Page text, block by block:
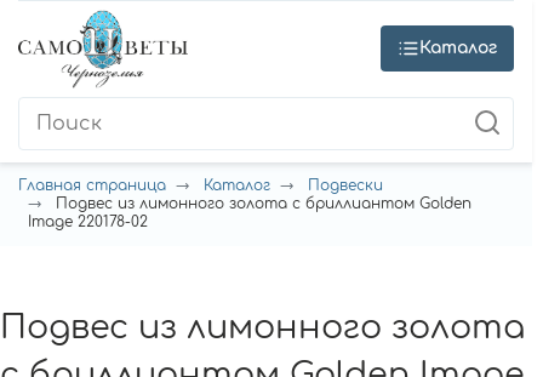
Каталог
Главная страница Каталог
Подвески
Подвес из лимонного золота с бриллиантом Golden
Image 220178-02
Подвес из лимонного золота